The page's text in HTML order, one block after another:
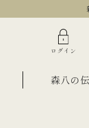
ログイン
森八の